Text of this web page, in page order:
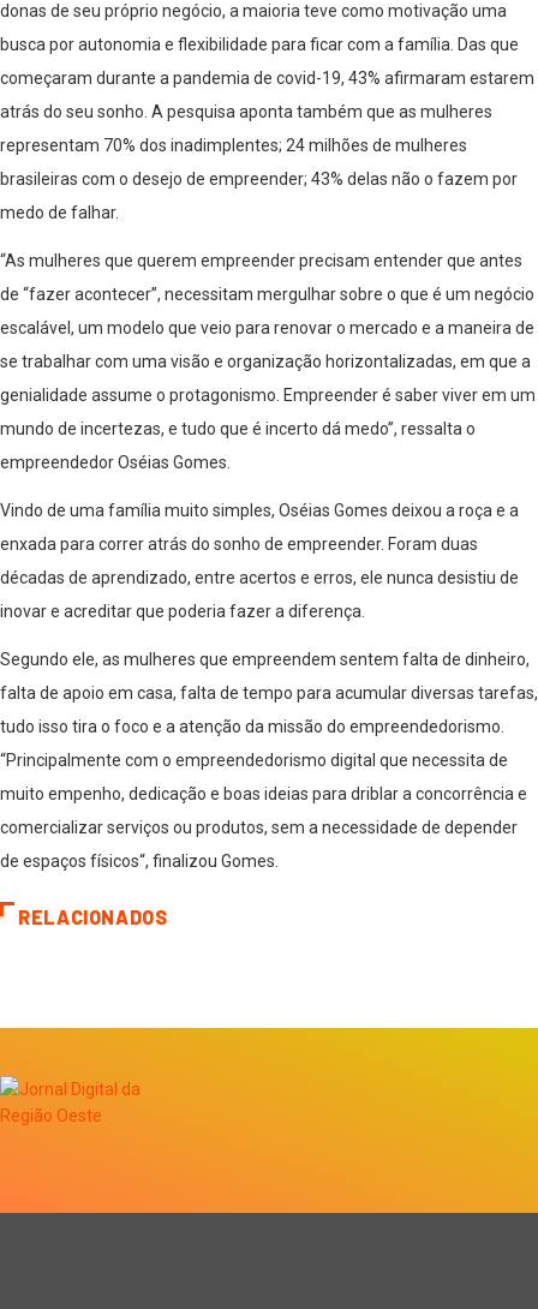
donas de seu próprio negócio, a maioria teve como motivação uma
busca por autonomia e flexibilidade para ficar com a família. Das que
começaram durante a pandemia de covid-19, 43% afirmaram estarem
atrás do seu sonho. A pesquisa aponta também que as mulheres
representam 70% dos inadimplentes; 24 milhões de mulheres
brasileiras com o desejo de empreender; 43% delas não o fazem por
medo de falhar.
“As mulheres que querem empreender precisam entender que antes
de “fazer acontecer”, necessitam mergulhar sobre o que é um negócio
escalável, um modelo que veio para renovar o mercado e a maneira de
se trabalhar com uma visão e organização horizontalizadas, em que a
genialidade assume o protagonismo. Empreender é saber viver em um
mundo de incertezas, e tudo que é incerto dá medo”, ressalta o
empreendedor Oséias Gomes.
Vindo de uma família muito simples, Oséias Gomes deixou a roça e a
enxada para correr atrás do sonho de empreender. Foram duas
décadas de aprendizado, entre acertos e erros, ele nunca desistiu de
inovar e acreditar que poderia fazer a diferença.
Segundo ele, as mulheres que empreendem sentem falta de dinheiro,
falta de apoio em casa, falta de tempo para acumular diversas tarefas,
tudo isso tira o foco e a atenção da missão do empreendedorismo.
“Principalmente com o empreendedorismo digital que necessita de
muito empenho, dedicação e boas ideias para driblar a concorrência e
comercializar serviços ou produtos, sem a necessidade de depender
de espaços físicos“, finalizou Gomes.
RELACIONADOS